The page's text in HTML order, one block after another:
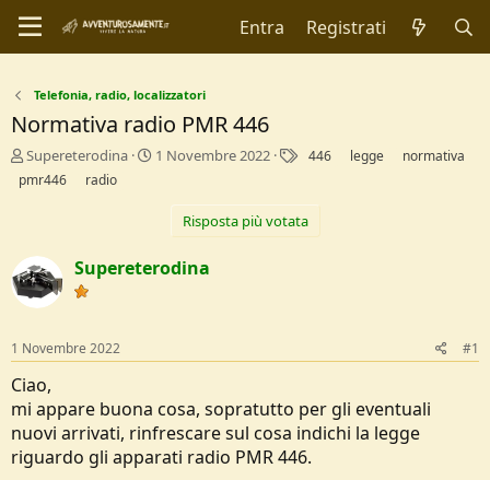
Entra Registrati
Telefonia, radio, localizzatori
Normativa radio PMR 446
C
r
o
r
e
D
s
u
s
s
i
o
Supereterodina
D
I
1 Novembre 2022 446 legge
normativa
pmr446
radio
Risposta più votata
Supereterodina
1 Novembre 2022 #1
Ciao,
mi appare buona cosa, sopratutto per gli eventuali
nuovi arrivati, rinfrescare sul cosa indichi la legge
riguardo gli apparati radio PMR 446.